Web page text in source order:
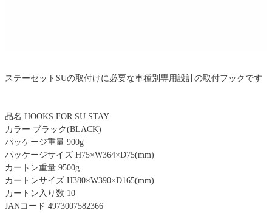
ステーセットSUの取付けに必要な車種別専用設計の取付フックです
品名 HOOKS FOR SU STAY
カラー ブラック(BLACK)
パッケージ重量 900g
パッケージサイズ H75×W364×D75(mm)
カートン重量 9500g
カートンサイズ H380×W390×D165(mm)
カートン入り数 10
JANコード 4973007582366